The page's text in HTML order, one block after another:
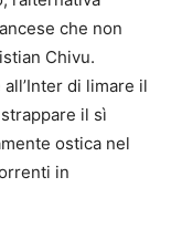
che non
Chivu.
di limare il
il sì
ostica nel
in